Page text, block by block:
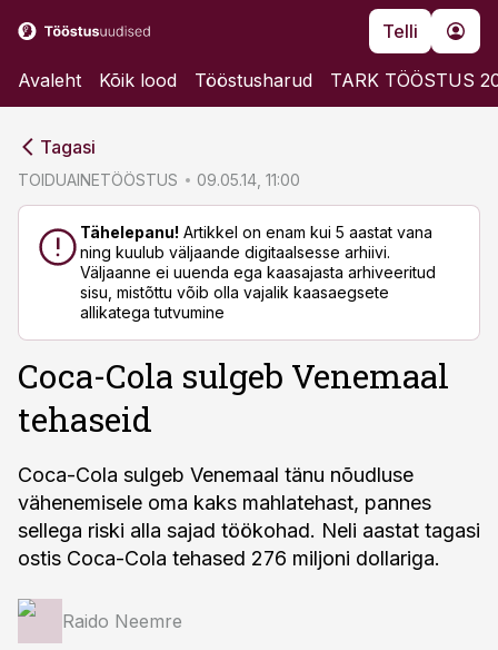
Telli
Avaleht Kõik lood Tööstusharud TARK TÖÖSTUS
Tagasi
TOIDUAINETÖÖSTUS 09.05.14, 11:00
Tähelepanu! Artikkel on enam kui 5 aastat vana
ning kuulub väljaande digitaalsesse arhiivi.
Väljaanne ei uuenda ega kaasajasta arhiveeritud
sisu, mistõttu võib olla vajalik kaasaegsete
allikatega tutvumine
Coca-Cola sulgeb Venemaal
tehaseid
Coca-Cola sulgeb Venemaal tänu nõudluse
vähenemisele oma kaks mahlatehast, pannes
sellega riski alla sajad töökohad. Neli aastat tagasi
ostis Coca-Cola tehased 276 miljoni dollariga.
Raido Neemre